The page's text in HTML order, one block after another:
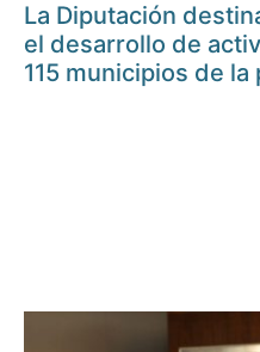
La Diputación
el desarrollo de
115 municipios de la